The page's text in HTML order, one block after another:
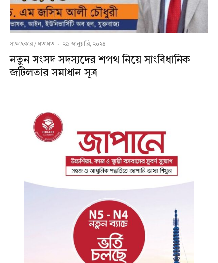
সাক্ষাৎকার / মতামত · ২৯ জানুয়ারি, ২০২৪
নতুন সংসদ সদস্যদের শপথ নিয়ে সাংবিধানিক
জটিলতার সমাধান সূত্র